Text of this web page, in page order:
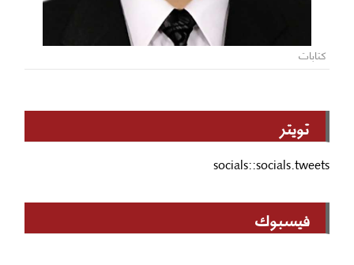
كتابات
تويتر
socials::socials.tweets
فيسبوك